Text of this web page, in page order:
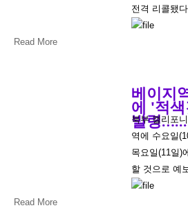
전격 리콜됐
Read More
베이지
에 '적
발령…...
북부 캘리포
역에 수요일
목요일(11일)
할 것으로 예
Read More